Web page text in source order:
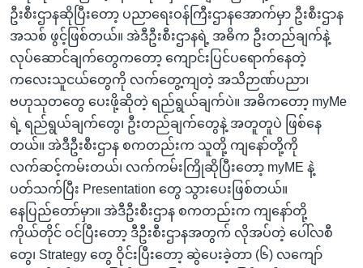
ဦးစီးဌာနဆိုပြီးတော့ ပညာရေးဝန်ကြီးဌာနအောက်မှာ ဦးစီးဌာန
အသစ် ဖွင့်ဖြစ်တယ်။ အဲဒီဦးစီးဌာနရဲ့ အဓိက ဦးတည်ချက်နဲ့
လုပ်ဆောင်ချက်တွေကတော့ ကျောင်းပြင်ပရောက်နေတဲ့
ကလေးသူငယ်တွေကို လက်တွေ့ကျတဲ့ အသိဉာဏ်ပညာ၊
ဗဟုသုတတွေ ပေးဖို့ဆိုတဲ့ ရည်ရွယ်ချက်ပဲ။ အဓိကတော့ myMe
ရဲ့ ရည်ရွယ်ချက်တွေ၊ ဦးတည်ချက်တွေနဲ့ အတူတူပဲ ဖြစ်နေ
တယ်။ အဲဒီဦးစီးဌာန စကတည်းက သူတို့ ကျနော်တို့ကို
လက်ဆင့်ကမ်းတယ်၊ လက်ကမ်းကြိုဆိုပြီးတော့ myME နဲ့
ပတ်သက်ပြီး Presentation တွေ သွားပေးဖြစ်တယ်။
နေပြည်တော်မှာ။ အဲဒီဦးစီးဌာန စကတည်းက ကျနော်တို့
ကိုယ်တိုင် ဝင်ပြီးတော့ ဒီဦးစီးဌာနအတွက် လိုအပ်တဲ့ ပေါ်လစီ
တွေ၊ Strategy တွေ ဝိုင်းပြီးတော့ ဆွဲပေးခဲ့တာ (၆) လကျော်